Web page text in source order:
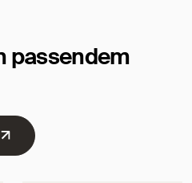
passendem